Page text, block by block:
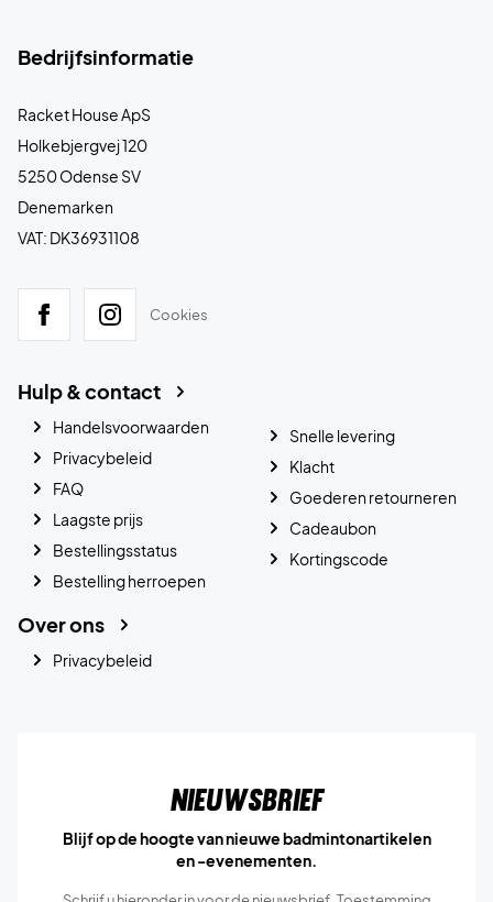
Bedrijfsinformatie
Racket House ApS
Holkebjergvej 120
5250 Odense SV
Denemarken
VAT: DK36931108
Cookies
Hulp & contact
Handelsvoorwaarden
Privacybeleid
FAQ
Laagste prijs
Bestellingsstatus
Bestelling herroepen
Snelle levering
Klacht
Goederen retourneren
Cadeaubon
Kortingscode
Over ons
Privacybeleid
Nieuwsbrief
Blijf op de hoogte van nieuwe badmintonartikelen
en -evenementen.